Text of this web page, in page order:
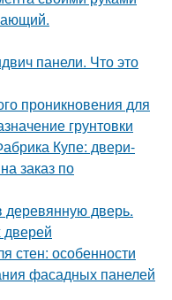
панели. Что это
проникновения для
грунтовки
Купе: двери-
заказ по
деревянную дверь.
стен: особенности
фасадных панелей